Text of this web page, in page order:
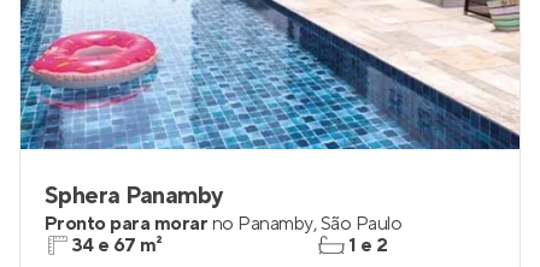
Sphera Panamby
Pronto para morar no Panamby,São Paulo
34 e 67 m²
1 e 2